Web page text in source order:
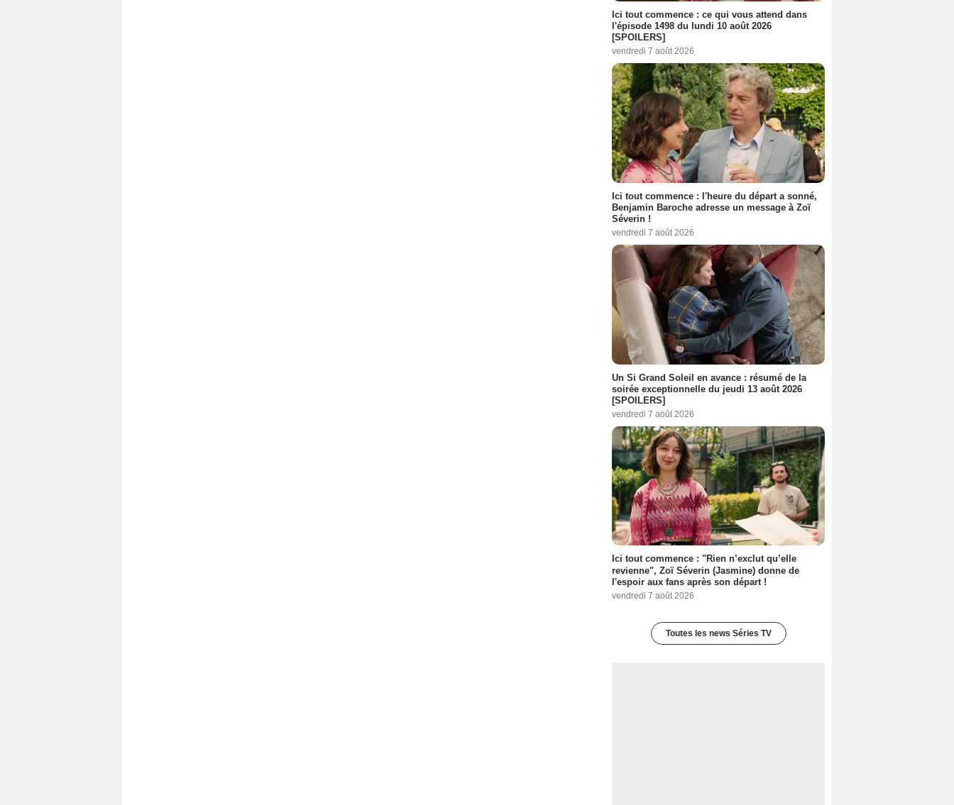
Ici tout commence : ce qui vous attend dans
l'épisode 1498 du lundi 10 août 2026
[SPOILERS]
vendredi 7 août 2026
Ici tout commence : l'heure du départ a sonné,
Benjamin Baroche adresse un message à Zoï
Séverin !
vendredi 7 août 2026
Un Si Grand Soleil en avance : résumé de la
soirée exceptionnelle du jeudi 13 août 2026
[SPOILERS]
vendredi 7 août 2026
Ici tout commence : "Rien n’exclut qu’elle
revienne", Zoï Séverin (Jasmine) donne de
l'espoir aux fans après son départ !
vendredi 7 août 2026
Toutes les news Séries TV